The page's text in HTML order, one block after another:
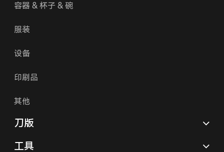
容器 & 杯子 & 碗
服装
设备
印刷品
其他
刀版
工具